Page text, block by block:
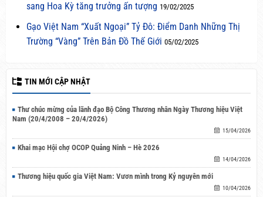
sang Hoa Kỳ tăng trưởng ấn tượng 19/02/2025
Gạo Việt Nam “Xuất Ngoại” Tỷ Đô: Điểm Danh Những Thị
Trường “Vàng” Trên Bản Đồ Thế Giới 05/02/2025
TIN MỚI CẬP NHẬT
Thư chúc mừng của lãnh đạo Bộ Công Thương nhân Ngày Thương hiệu Việt
Nam (20/4/2008 – 20/4/2026)
15/04/2026
Khai mạc Hội chợ OCOP Quảng Ninh – Hè 2026
14/04/2026
Thương hiệu quốc gia Việt Nam: Vươn mình trong Kỷ nguyên mới
10/04/2026